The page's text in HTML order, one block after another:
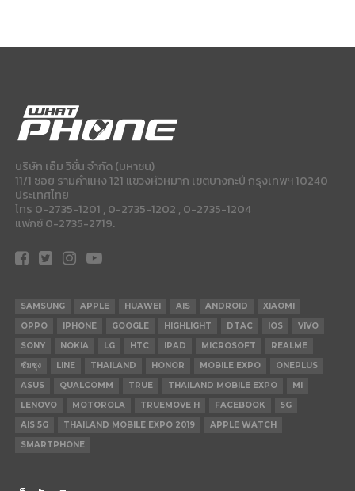
บริษัท เอ็ม วิชั่น จำกัด (มหาชน)
11/1 ซอย รามคำแหง 121 แขวงหัวหมาก เขตบางกะปี กรุงเทพฯ 10240
ประเทศไทย
โทร 0-2735-1201 , 0-2735-1202 , 0-2735-1204
แฟกซ์ 0-2735-2719.
SAMSUNG APPLE HUAWEI AIS ANDROID
XIAOMI
OPPO
IPHONE GOOGLE HIGHLIGHT DTAC IOS
VIVO
SONY
NOKIA LG HTC IPAD MICROSOFT
REALME
ซัมซุง
LINE THAILAND HONOR MOBILE EXPO
ONEPLUS
ASUS
QUALCOMM TRUE THAILAND MOBILE EXPO
MI
LENOVO
MOTOROLA TRUEMOVE H FACEBOOK
5G
AIS 5G
THAILAND MOBILE EXPO 2019
APPLE WATCH
SMARTPHONE